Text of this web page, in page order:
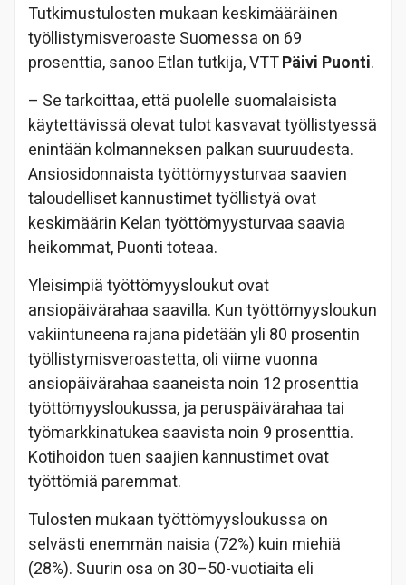
Tutkimustulosten mukaan keskimääräinen
työllistymisveroaste Suomessa on 69
prosenttia, sanoo Etlan tutkija, VTTPäivi Puonti.
– Se tarkoittaa, että puolelle suomalaisista
käytettävissä olevat tulot kasvavat työllistyessä
enintään kolmanneksen palkan suuruudesta.
Ansiosidonnaista työttömyysturvaa saavien
taloudelliset kannustimet työllistyä ovat
keskimäärin Kelan työttömyysturvaa saavia
heikommat, Puonti toteaa.
Yleisimpiä työttömyysloukut ovat
ansiopäivärahaa saavilla. Kun työttömyysloukun
vakiintuneena rajana pidetään yli 80 prosentin
työllistymisveroastetta, oli viime vuonna
ansiopäivärahaa saaneista noin 12 prosenttia
työttömyysloukussa, ja peruspäivärahaa tai
työmarkkinatukea saavista noin 9 prosenttia.
Kotihoidon tuen saajien kannustimet ovat
työttömiä paremmat.
Tulosten mukaan työttömyysloukussa on
selvästi enemmän naisia (72%) kuin miehiä
(28%). Suurin osa on 30–50-vuotiaita eli